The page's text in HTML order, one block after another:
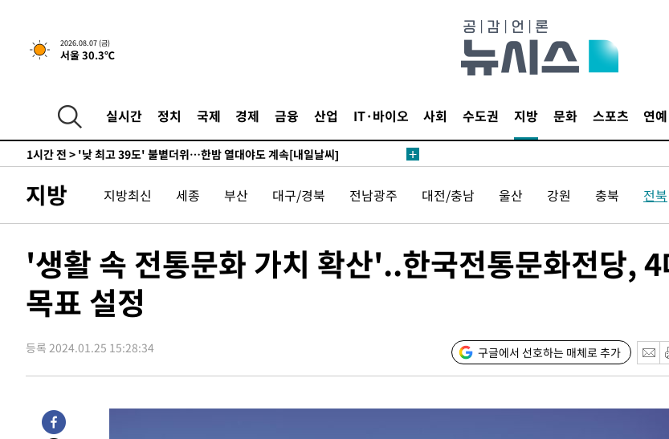
2026.08.07 (금)
서울 30.3℃
실시간 정치 국제 경제 금융 산업 IT·바이오 사회 수도권 지방 문화 스포츠 연예
39분 전 >[속보]합참 "北 발사체는 단거리탄도미사일…감시·경계태세 강화"
43분 전 >日방위성, 北이 동해로 쏜 발사체는 탄도미사일 가능성
1시간 전 >[속보]합참 "북, 동해상으로 미상 발사체 발사"
'낮 최고 39도' 불볕더위…한밤 열대야도 계속[내일날씨]
1시간 전 > [속보]7~9일 프로야구 3연전도 폭염 취소…11일 재개
1시간 전 >
'월드컵 탈락 후폭풍' 축구협회…초유의 압수수색에 '충격·당황'
1시간 전 >서울 낮 37.9도, 올여름 최고치 경신…영등포 순간 '40도'
2시간 전 >[속보]코스닥, 800p 회복…0.26% 오른 801.67 마감
2시간 전 >[속보]코스피, 301.88포인트(4.58%) 내린 6296.38 마감
2시간 전 >[속보]원·달러 환율, 0.7원 내린 1423.8원 마감
4시간 전 >손흥민, 5경기 연속골 실패…LAFC는 승부차기 끝 과달라하라 격파
6시간 전 >내일까지 39도 '펄펄'…기상청 "태풍 지나며 폭염 잠시 꺾인다"
-14578초 전 >
지방 지방최신 세종 부산 대구/경북 전남광주 대전/충남 울산 강원 충북 전북
'생활 속 전통문화 가치 확산'..한국전통문화전당,
목표 설정
등록 2024.01.25 15:28:34 구글에서 선호하는 매체로 추가